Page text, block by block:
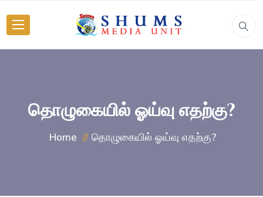
தொழுகையில் ஓய்வு எதற்கு?
Home தொழுகையில் ஓய்வு எதற்கு?